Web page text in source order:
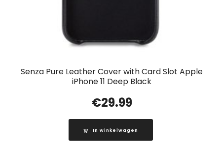
Senza Pure Leather Cover with Card Slot Apple
iPhone 11 Deep Black
€29.99
In winkelwagen